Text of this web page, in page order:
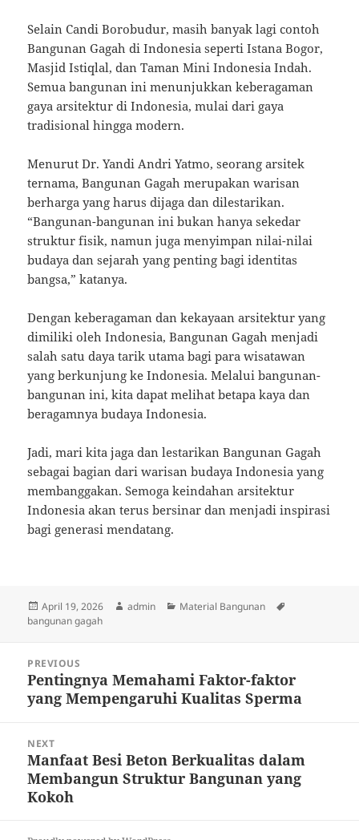
Selain Candi Borobudur, masih banyak lagi contoh
Bangunan Gagah di Indonesia seperti Istana Bogor,
Masjid Istiqlal, dan Taman Mini Indonesia Indah.
Semua bangunan ini menunjukkan keberagaman
gaya arsitektur di Indonesia, mulai dari gaya
tradisional hingga modern.
Menurut Dr. Yandi Andri Yatmo, seorang arsitek
ternama, Bangunan Gagah merupakan warisan
berharga yang harus dijaga dan dilestarikan.
“Bangunan-bangunan ini bukan hanya sekedar
struktur fisik, namun juga menyimpan nilai-nilai
budaya dan sejarah yang penting bagi identitas
bangsa,” katanya.
Dengan keberagaman dan kekayaan arsitektur yang
dimiliki oleh Indonesia, Bangunan Gagah menjadi
salah satu daya tarik utama bagi para wisatawan
yang berkunjung ke Indonesia. Melalui bangunan-
bangunan ini, kita dapat melihat betapa kaya dan
beragamnya budaya Indonesia.
Jadi, mari kita jaga dan lestarikan Bangunan Gagah
sebagai bagian dari warisan budaya Indonesia yang
membanggakan. Semoga keindahan arsitektur
Indonesia akan terus bersinar dan menjadi inspirasi
bagi generasi mendatang.
Posted
on
April 19, 2026 Author
admin Categories
Material Bangunan
bangunan gagah
navigation
PREVIOUS
Previous
post:
Pentingnya Memahami Faktor-faktor
yang Mempengaruhi Kualitas Sperma
NEXT
Next
post:
Manfaat Besi Beton Berkualitas dalam
Membangun Struktur Bangunan yang
Kokoh